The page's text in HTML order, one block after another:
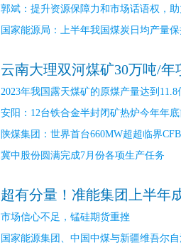
郭斌：提升资源保障力和市场话语权，
国家能源局：上半年我国煤炭日均产量
云南大理双河煤矿30万吨/年
2023年我国露天煤矿的原煤产量达到11.8
安阳：12台铁合金半封闭矿热炉今年年
陕煤集团：世界首台660MW超超临界
冀中股份圆满完成7月份各项生产任务
超有分量！准能集团上半年
市场信心不足，锰硅期货重挫
国家能源集团、中国中煤与新疆维吾尔